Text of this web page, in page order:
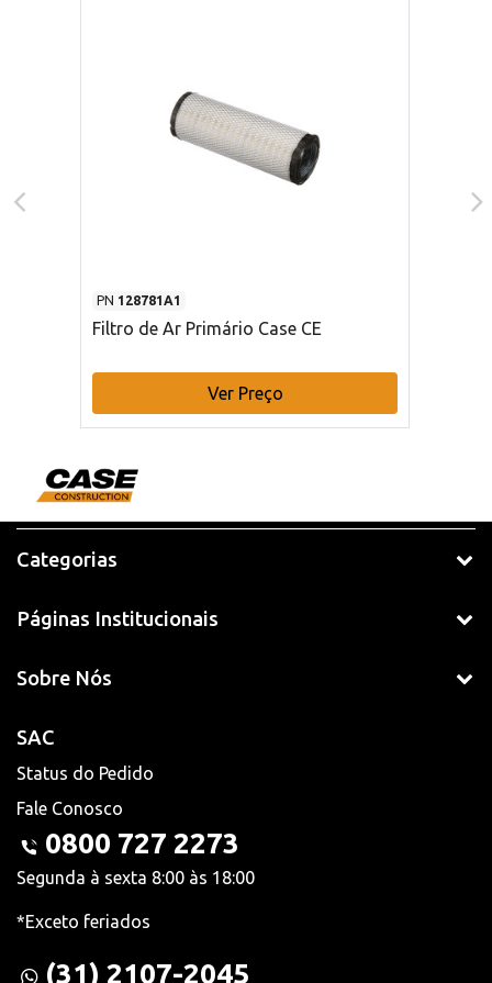
PN 128781A1
Filtro de Ar Primário Case CE
Ver Preço
Categorias
Páginas Institucionais
Sobre Nós
SAC
Status do Pedido
Fale Conosco
0800 727 2273
Segunda à sexta 8:00 às 18:00
*Exceto feriados
(31) 2107-2045